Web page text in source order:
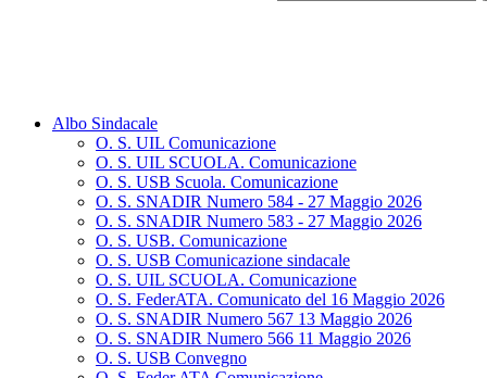
Albo Sindacale
O. S. UIL Comunicazione
O. S. UIL SCUOLA. Comunicazione
O. S. USB Scuola. Comunicazione
O. S. SNADIR Numero 584 - 27 Maggio 2026
O. S. SNADIR Numero 583 - 27 Maggio 2026
O. S. USB. Comunicazione
O. S. USB Comunicazione sindacale
O. S. UIL SCUOLA. Comunicazione
O. S. FederATA. Comunicato del 16 Maggio 2026
O. S. SNADIR Numero 567 13 Maggio 2026
O. S. SNADIR Numero 566 11 Maggio 2026
O. S. USB Convegno